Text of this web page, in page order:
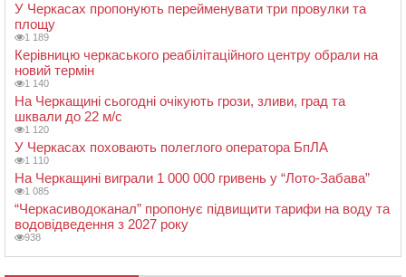
У Черкасах пропонують перейменувати три провулки та
площу
1 189
Керівницю черкаського реабілітаційного центру обрали на
новий термін
1 140
На Черкащині сьогодні очікують грози, зливи, град та
шквали до 22 м/с
1 120
У Черкасах поховають полеглого оператора БпЛА
1 110
На Черкащині виграли 1 000 000 гривень у “Лото-Забава”
1 085
“Черкасиводоканал” пропонує підвищити тарифи на воду та
водовідведення з 2027 року
938